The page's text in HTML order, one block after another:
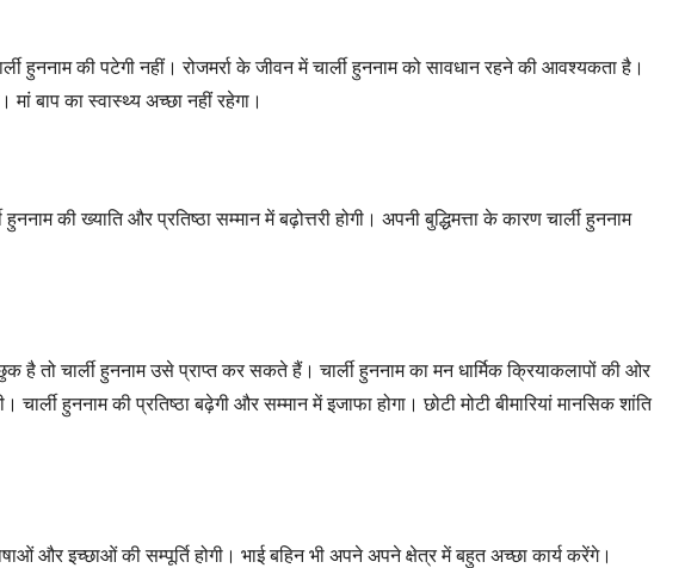
हुननाम की पटेगी नहीं। रोजमर्रा के जीवन में चार्ली हुननाम को सावधान रहने की आवश्यकता है।
बाप का स्वास्थ्य अच्छा नहीं रहेगा।
की ख्याति और प्रतिष्ठा सम्मान में बढ़ोत्तरी होगी। अपनी बुद्धिमत्ता के कारण चार्ली हुननाम
तो चार्ली हुननाम उसे प्राप्त कर सकते हैं। चार्ली हुननाम का मन धार्मिक क्रियाकलापों की ओर
हुननाम की प्रतिष्ठा बढ़ेगी और सम्मान में इजाफा होगा। छोटी मोटी बीमारियां मानसिक शांति
और इच्छाओं की सम्पूर्ति होगी। भाई बहिन भी अपने अपने क्षेत्र में बहुत अच्छा कार्य करेंगे।